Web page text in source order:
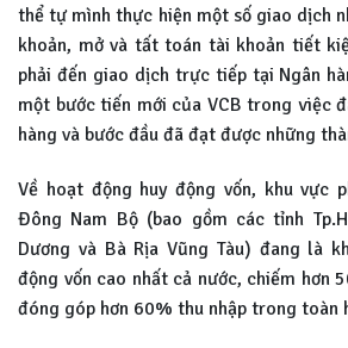
thể tự mình thực hiện một số giao dịch
khoản, mở và tất toán tài khoản tiết
phải đến giao dịch trực tiếp tại Ngân
một bước tiến mới của VCB trong việc
hàng và bước đầu đã đạt được những
Về hoạt động huy động vốn, khu vực
Đông Nam Bộ (bao gồm các tỉnh
Dương và Bà Rịa Vũng Tàu) đang là
động vốn cao nhất cả nước, chiếm hơn
đóng góp hơn 60% thu nhập trong toàn